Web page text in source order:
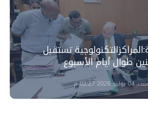
تستقبل
طوال أيام الأسبوع
2026 02:27 م